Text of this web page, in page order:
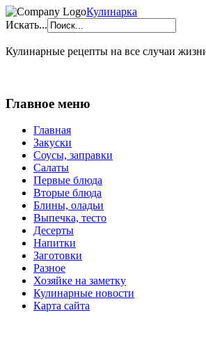
Кулинарка
Искать...
Кулинарные рецепты на все случаи
Главное меню
Главная
Закуски
Соусы, заправки
Салаты
Первые блюда
Вторые блюда
Блины, оладьи
Выпечка, тесто
Десерты
Напитки
Заготовки
Разное
Хозяйке на заметку
Кулинарные новости
Карта сайта